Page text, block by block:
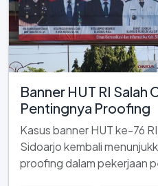
Banner HUT RI Salah
Pentingnya Proofing
Kasus banner HUT ke-76
Sidoarjo kembali
proofing dalam pekerjaan